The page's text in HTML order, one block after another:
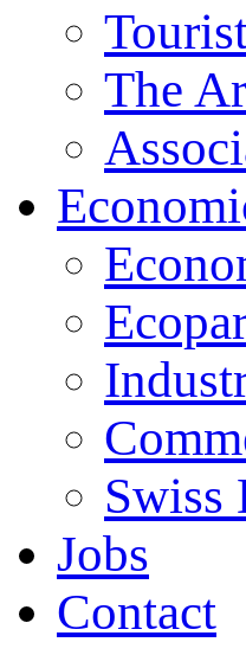
The
Swiss
Jobs
Contact